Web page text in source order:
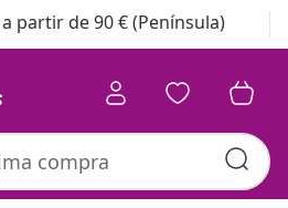
partir de 90 € (Península)